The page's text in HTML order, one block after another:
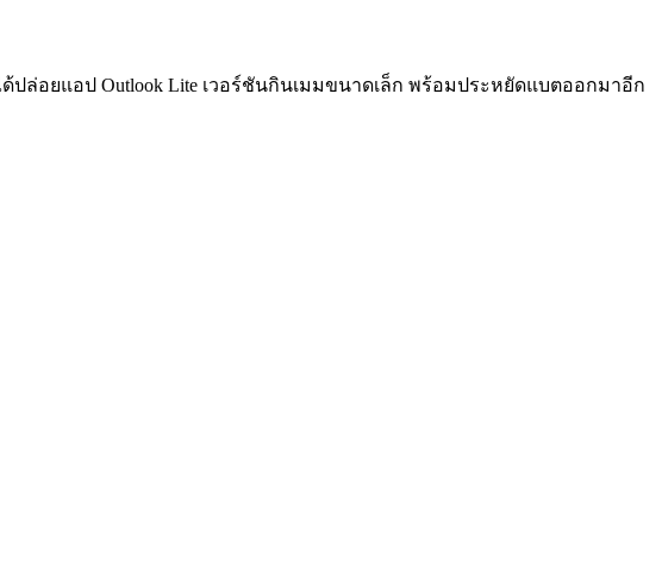
ด้ปล่อยแอป Outlook Lite เวอร์ชันกินเมมขนาดเล็ก พร้อมประหยัดแบตออกมาอีก